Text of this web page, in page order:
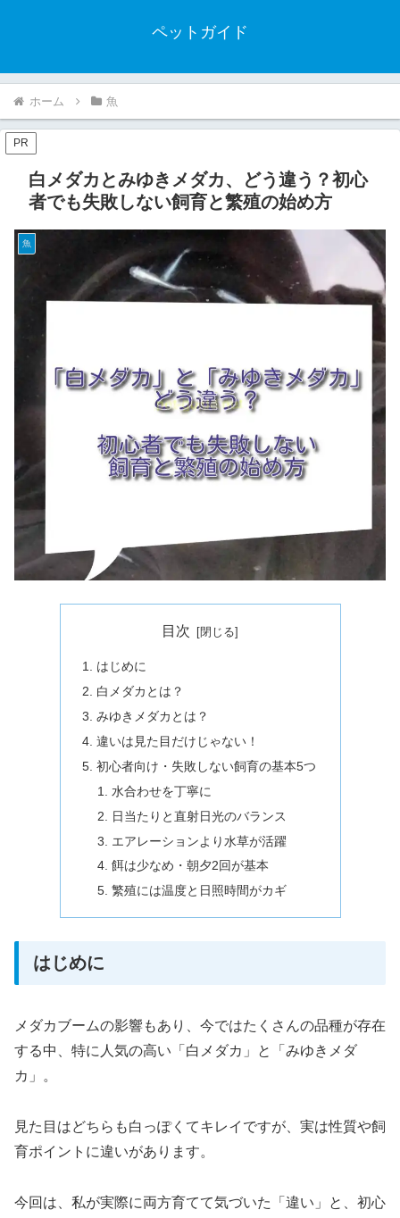
ペットガイド
ホーム 魚
PR
白メダカとみゆきメダカ、どう違う？初心
者でも失敗しない飼育と繁殖の始め方
魚
目次
はじめに
白メダカとは？
みゆきメダカとは？
違いは見た目だけじゃない！
初心者向け・失敗しない飼育の基本5つ
水合わせを丁寧に
日当たりと直射日光のバランス
エアレーションより水草が活躍
餌は少なめ・朝夕2回が基本
繁殖には温度と日照時間がカギ
はじめに
メダカブームの影響もあり、今ではたくさんの品種が存在
する中、特に人気の高い「白メダカ」と「みゆきメダ
カ」。
見た目はどちらも白っぽくてキレイですが、実は性質や飼
育ポイントに違いがあります。
今回は、私が実際に両方育てて気づいた「違い」と、初心